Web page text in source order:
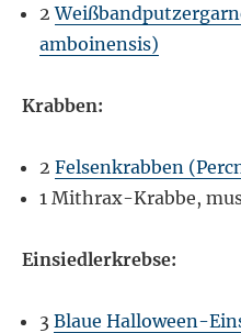
2
amboinensis)
Krabben:
2Felsenkrabben
1 Mithrax-Krabbe,
Einsiedlerkrebse:
3Blaue Halloween-